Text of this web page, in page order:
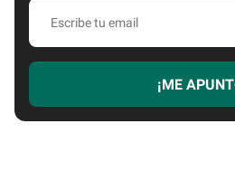
Escribe
email
¡ME